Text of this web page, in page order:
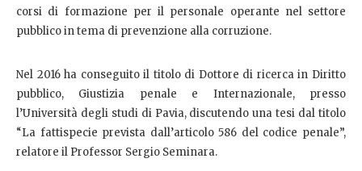
corsi di formazione per il personale operante nel settore
pubblico in tema di prevenzione alla corruzione.
Nel 2016 ha conseguito il titolo di Dottore di ricerca in Diritto
pubblico, Giustizia penale e Internazionale, presso
l’Università degli studi di Pavia, discutendo una tesi dal titolo
“La fattispecie prevista dall’articolo 586 del codice penale”,
relatore il Professor Sergio Seminara.